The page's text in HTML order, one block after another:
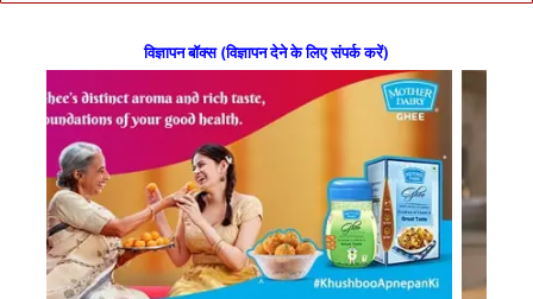
विज्ञापन बॉक्स (विज्ञापन देने के लिए संपर्क करें)